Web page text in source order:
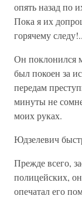
опять назад по
Пока я их
горячему следу!..
Он поклонился
был покоен за
передам
минуты не
моих руках.
Юдзелевич
Прежде всего,
полицейских,
опечатал его